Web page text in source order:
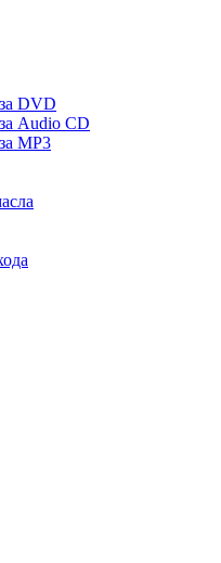
DVD
Audio CD
MP3